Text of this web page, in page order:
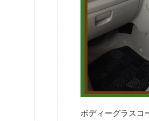
ボディーグラスコ